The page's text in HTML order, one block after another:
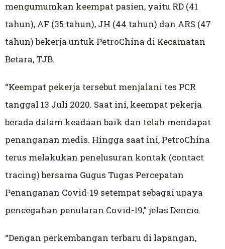
mengumumkan keempat pasien, yaitu RD (41
tahun), AF (35 tahun), JH (44 tahun) dan ARS (47
tahun) bekerja untuk PetroChina di Kecamatan
Betara, TJB.
“Keempat pekerja tersebut menjalani tes PCR
tanggal 13 Juli 2020. Saat ini, keempat pekerja
berada dalam keadaan baik dan telah mendapat
penanganan medis. Hingga saat ini, PetroChina
terus melakukan penelusuran kontak (contact
tracing) bersama Gugus Tugas Percepatan
Penanganan Covid-19 setempat sebagai upaya
pencegahan penularan Covid-19,” jelas Dencio.
“Dengan perkembangan terbaru di lapangan,